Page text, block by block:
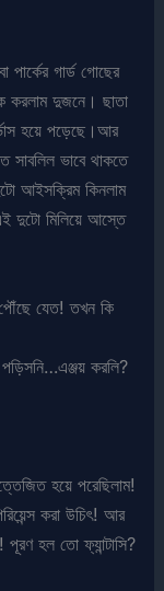
গার্ড গোছের
করলাম দুজনে। ছাতা
হয়ে পড়েছে।আর
সাবলিল ভাবে থাকতে
আইসক্রিম কিনলাম
দুটো মিলিয়ে আস্তে
পৌঁছে যেত! তখন কি
করলি?
হয়ে পরেছিলাম!
করা উচিৎ! আর
পূরণ হল তো ফ্যান্টাসি?